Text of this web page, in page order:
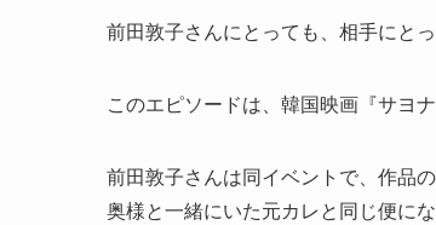
前田敦子さんにとっても、相手にと
このエピソードは、韓国映画『サヨ
前田敦子さんは同イベントで、作品
奥様と一緒にいた元カレと同じ便に